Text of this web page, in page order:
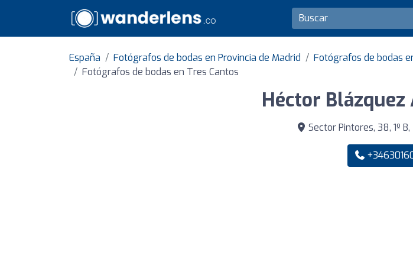
España Fotógrafos de bodas en Provincia de Madrid
Fotógrafos de bodas
Fotógrafos de bodas en Tres Cantos
Héctor
Sector Pintores, 38, 1º